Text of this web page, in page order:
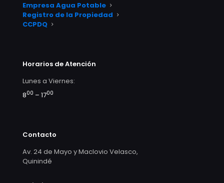
Empresa Agua Potable
Registro de la Propiedad
CCPDQ
Horarios de Atención
Lunes a Viernes:
800 – 1700
Contacto
Av. 24 de Mayo y Maclovio Velasco,
Quinindé